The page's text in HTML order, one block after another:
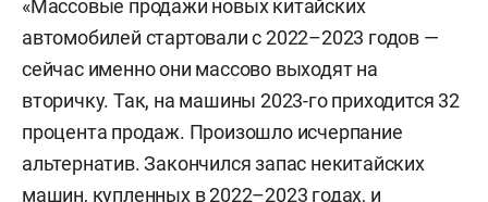
«Массовые продажи новых китайских
автомобилей стартовали с 2022–2023 годов —
сейчас именно они массово выходят на
вторичку. Так, на машины 2023-го приходится 32
процента продаж. Произошло исчерпание
альтернатив. Закончился запас некитайских
машин, купленных в 2022–2023 годах, и